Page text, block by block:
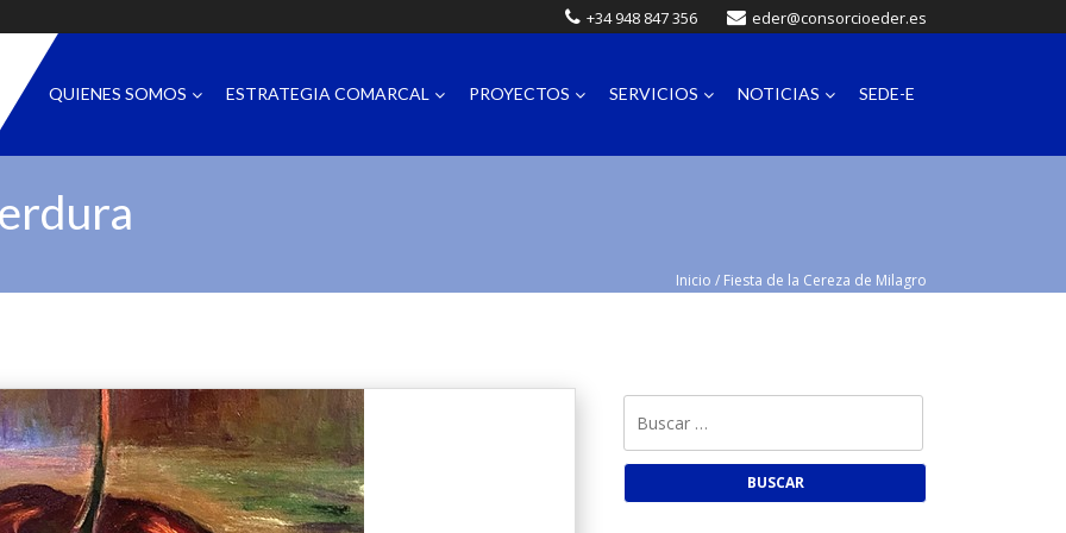
+34 948 847 356 eder@consorcioeder.es
QUIENES SOMOS ESTRATEGIA COMARCAL PROYECTOS SERVICIOS NOTICIAS SEDE-E
Inicio / Fiesta de la Cereza de Milagro